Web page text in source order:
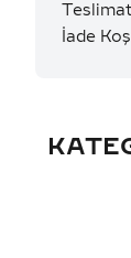
İade